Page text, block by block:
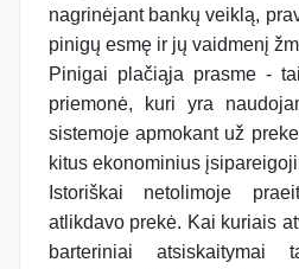
nagrinėjant bankų veiklą,
pinigų esmę ir jų vaidmenį
Pinigai plačiąja prasme -
priemonė, kuri yra
sistemoje apmokant už
kitus ekonominius
Istoriškai netolimoje
atlikdavo prekė. Kai kuriais
barteriniai atsiskaitymai